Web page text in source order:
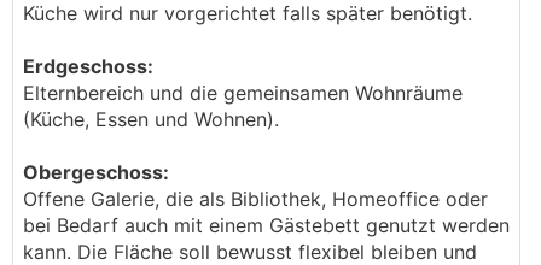
Küche wird nur vorgerichtet falls später benötigt.
Erdgeschoss:
Elternbereich und die gemeinsamen Wohnräume
(Küche, Essen und Wohnen).
Obergeschoss:
Offene Galerie, die als Bibliothek, Homeoffice oder
bei Bedarf auch mit einem Gästebett genutzt werden
kann. Die Fläche soll bewusst flexibel bleiben und